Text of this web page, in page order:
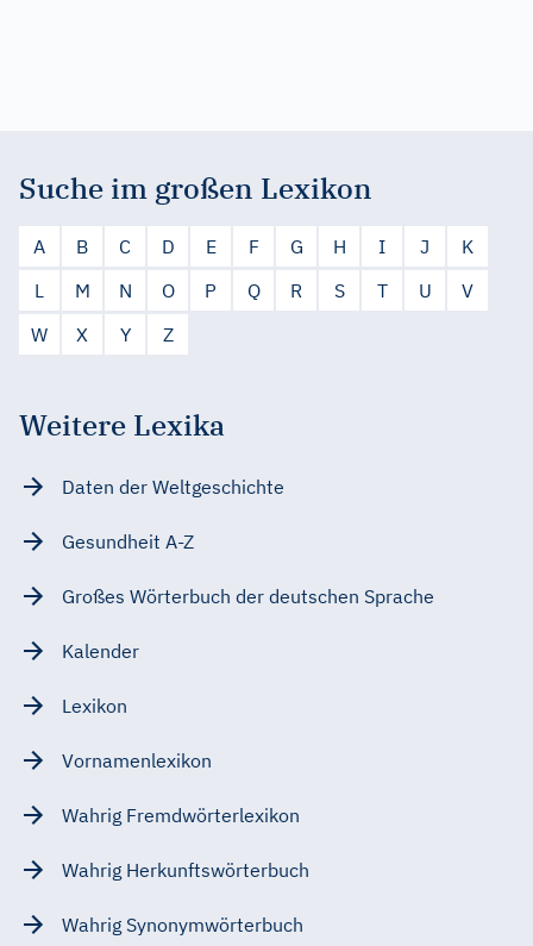
Suche im großen Lexikon
A B C D E F G H I J
K
L
M N O P Q R S T U
V
W
X Y Z
Weitere Lexika
Daten der Weltgeschichte
Gesundheit A-Z
Großes Wörterbuch der deutschen Sprache
Kalender
Lexikon
Vornamenlexikon
Wahrig Fremdwörterlexikon
Wahrig Herkunftswörterbuch
Wahrig Synonymwörterbuch